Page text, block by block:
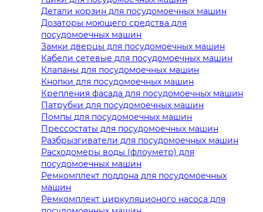
Детали корзин для посудомоечных машин
Дозаторы моющего средства для
посудомоечных машин
Замки дверцы для посудомоечных машин
Кабели сетевые для посудомоечных машин
Клапаны для посудомоечных машин
Кнопки для посудомоечных машин
Крепления фасада для посудомоечных машин
Патрубки для посудомоечных машин
Помпы для посудомоечных машин
Прессостаты для посудомоечных машин
Разбрызгиватели для посудомоечных машин
Расходомеры воды (флоуметр) для
посудомоечных машин
Ремкомплект поддона для посудомоечных
машин
Ремкомплект циркуляционого насоса для